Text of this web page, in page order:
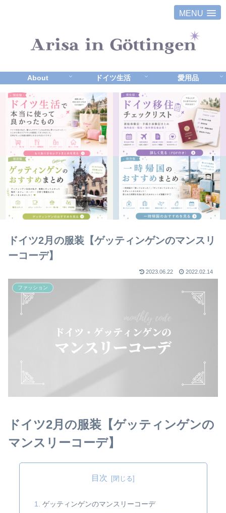
MENU
About ドイツ生活 愛用品
ドイツ2月の服装【ゲッティンゲンのマンスリ
ーコーデ】
2023.06.22 2022.02.14
ファッション
ドイツ2月の服装【ゲッティンゲンの
マンスリーコーデ】
目次
ゲッティンゲンのマンスリーコーデ